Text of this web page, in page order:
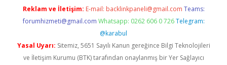
Reklam ve İletişim: E-mail: backlinkpaneli@gmail.com Teams:
forumhizmeti@gmail.com Whatsapp: 0262 606 0 726 Telegram:
@karabul
Yasal Uyarı: Sitemiz, 5651 Sayılı Kanun gereğince Bilgi Teknolojileri
ve İletişim Kurumu (BTK) tarafından onaylanmış bir Yer Sağlayıcı